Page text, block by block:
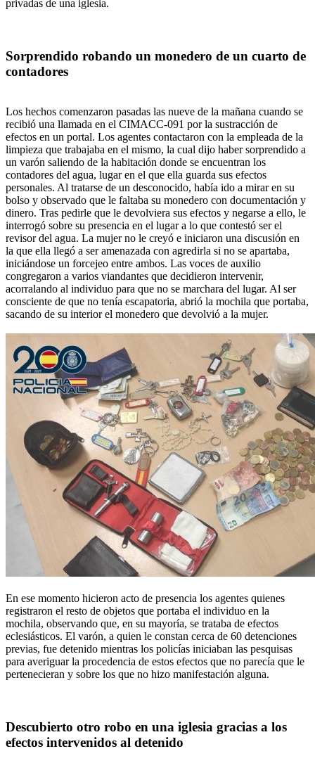
privadas de una iglesia.
Sorprendido robando un monedero de un cuarto de
contadores
Los hechos comenzaron pasadas las nueve de la mañana cuando se
recibió una llamada en el CIMACC-091 por la sustracción de
efectos en un portal. Los agentes contactaron con la empleada de la
limpieza que trabajaba en el mismo, la cual dijo haber sorprendido a
un varón saliendo de la habitación donde se encuentran los
contadores del agua, lugar en el que ella guarda sus efectos
personales. Al tratarse de un desconocido, había ido a mirar en su
bolso y observado que le faltaba su monedero con documentación y
dinero. Tras pedirle que le devolviera sus efectos y negarse a ello, le
interrogó sobre su presencia en el lugar a lo que contestó ser el
revisor del agua. La mujer no le creyó e iniciaron una discusión en
la que ella llegó a ser amenazada con agredirla si no se apartaba,
iniciándose un forcejeo entre ambos. Las voces de auxilio
congregaron a varios viandantes que decidieron intervenir,
acorralando al individuo para que no se marchara del lugar. Al ser
consciente de que no tenía escapatoria, abrió la mochila que portaba,
sacando de su interior el monedero que devolvió a la mujer.
En ese momento hicieron acto de presencia los agentes quienes
registraron el resto de objetos que portaba el individuo en la
mochila, observando que, en su mayoría, se trataba de efectos
eclesiásticos. El varón, a quien le constan cerca de 60 detenciones
previas, fue detenido mientras los policías iniciaban las pesquisas
para averiguar la procedencia de estos efectos que no parecía que le
pertenecieran y sobre los que no hizo manifestación alguna.
Descubierto otro robo en una iglesia gracias a los
efectos intervenidos al detenido